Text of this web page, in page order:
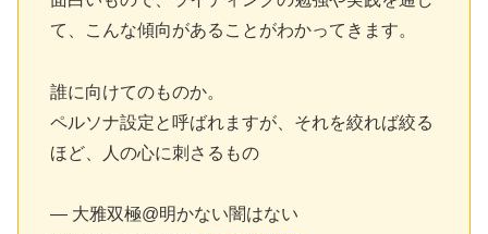
て、こんな傾向があることがわかってきます。
誰に向けてのものか。
ペルソナ設定と呼ばれますが、それを絞れば絞る
ほど、人の心に刺さるもの
— 大雅双極@明かない闇はない